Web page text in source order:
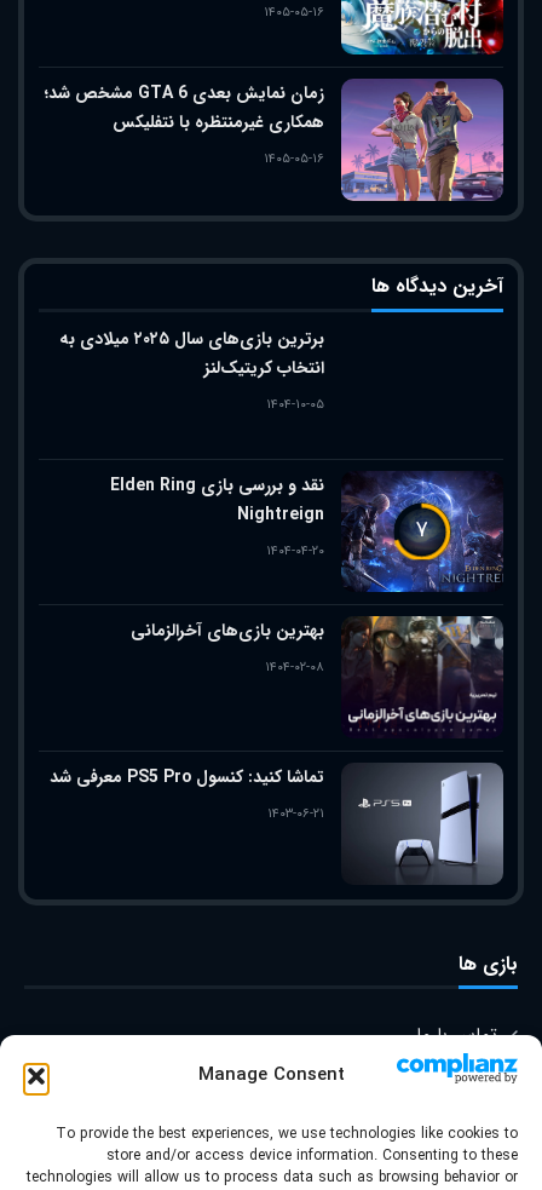
Manage Consent
To provide the best experiences, we use technologies like cookies to
store and/or access device information. Consenting to these
technologies will allow us to process data such as browsing behavior or
۱۴۰۵-۰۵-۱۶
زمان نمایش بعدی GTA 6 مشخص شد؛
همکاری غیرمنتظره با نتفلیکس
۱۴۰۵-۰۵-۱۶
آخرین دیدگاه ها
برترین بازی‌های سال ۲۰۲۵ میلادی به
انتخاب کریتیک‌لنز
۱۴۰۴-۱۰-۰۵
۷
نقد و بررسی بازی Elden Ring
Nightreign
۱۴۰۴-۰۴-۲۰
بهترین بازی‌های آخرالزمانی
۱۴۰۴-۰۲-۰۸
تماشا کنید: کنسول PS5 Pro معرفی شد
۱۴۰۳-۰۶-۲۱
بازی ها
تماس با ما
درباره ما